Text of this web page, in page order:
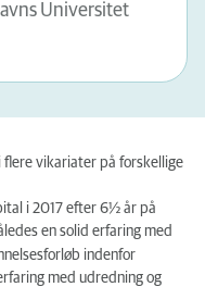
Universitet
flere vikariater på forskellige
i 2017 efter 6½ år på
en solid erfaring med
indenfor
med udredning og